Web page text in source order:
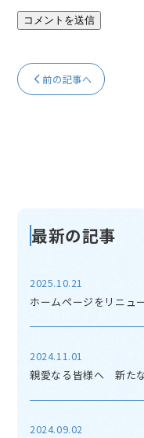
前の記事へ
最新の記事
2025.10.21
ホームページをリニュ
2024.11.01
親愛なる皆様へ 新た
2024.09.02